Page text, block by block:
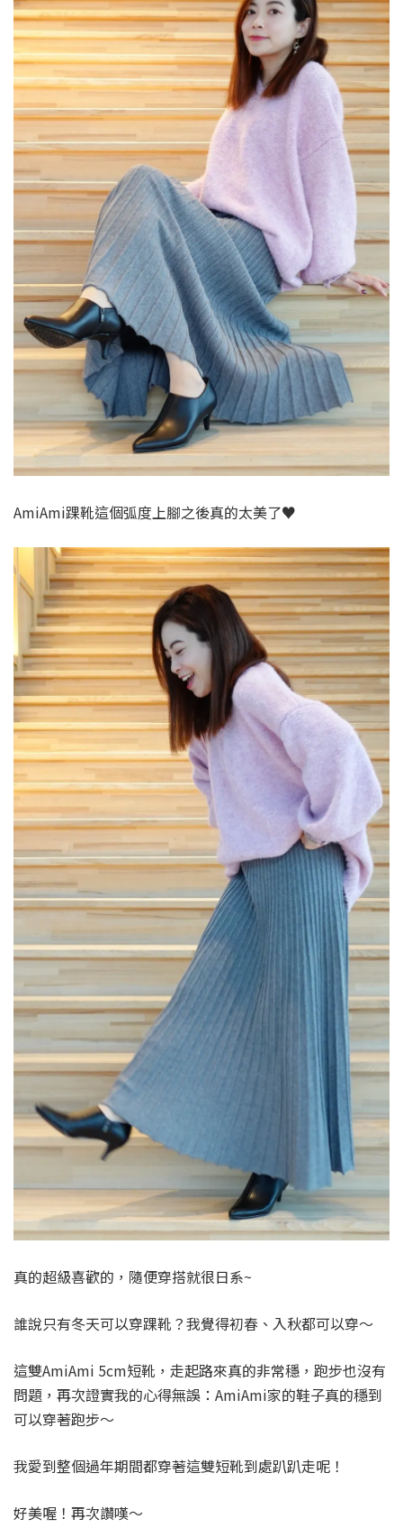
AmiAmi踝靴這個弧度上腳之後真的太美了♥
真的超級喜歡的，隨便穿搭就很日系~
誰說只有冬天可以穿踝靴？我覺得初春、入秋都可以穿～
這雙AmiAmi 5cm短靴，走起路來真的非常穩，跑步也沒有
問題，再次證實我的心得無誤：AmiAmi家的鞋子真的穩到
可以穿著跑步～
我愛到整個過年期間都穿著這雙短靴到處趴趴走呢！
好美喔！再次讚嘆～